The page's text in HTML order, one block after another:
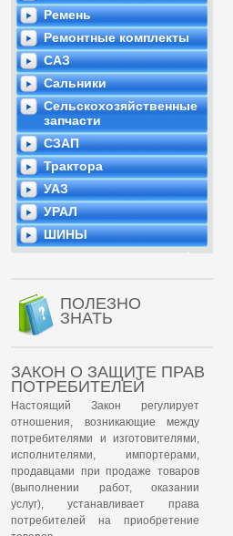
Ремень
Ремонтные комплекты
САЗ
Сальники
Сельскохозяйственные
запчасти
СЗАП
Трактора
УАЗ
УРАЛ
ШИНЫ
ПОЛЕЗНО
ЗНАТЬ
ЗАКОН О ЗАЩИТЕ ПРАВ
ПОТРЕБИТЕЛЕЙ
Настоящий Закон регулирует
отношения, возникающие между
потребителями и изготовителями,
исполнителями, импортерами,
продавцами при продаже товаров
(выполнении работ, оказании
услуг), устанавливает права
потребителей на приобретение